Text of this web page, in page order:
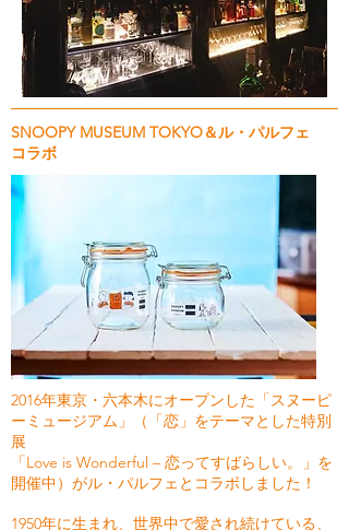
SNOOPY MUSEUM TOKYO＆ル・パルフェ
コラボ
2016年東京・六本木にオープンした「スヌーピ
ーミュージアム」（「恋」をテーマとした特別
展
「Love is Wonderful – 恋ってすばらしい。」を
開催中）がル・パルフェとコラボしました！
1950年に生まれ、世界中で愛され続けている、